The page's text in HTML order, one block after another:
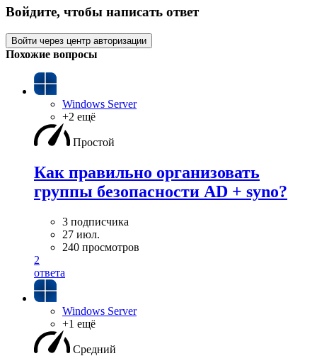
Войдите, чтобы написать ответ
Войти через центр авторизации
Похожие вопросы
Windows Server
+2 ещё
Простой
Как правильно организовать
группы безопасности AD + syno?
3 подписчика
27 июл.
240 просмотров
2
ответа
Windows Server
+1 ещё
Средний